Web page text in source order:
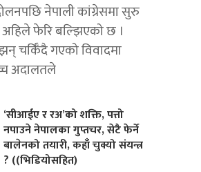
नेपाली कांग्रेसमा सुरु
फेरि बल्झिएको छ ।
चर्किँदै गएको विवादमा
अदालतले
‘सीआईए र रअ’को शक्ति, पत्तो
नपाउने नेपालका गुप्तचर, सेटै फेर्ने
बालेनको तयारी, कहाँ चुक्यो संयन्त्र
? ((भिडियोसहित)